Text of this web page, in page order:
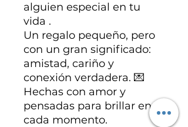
alguien especial en tu
vida .
Un regalo pequeño, pero
con un gran significado:
amistad, cariño y
conexión verdadera. 💌
Hechas con amor y
pensadas para brillar en
cada momento.